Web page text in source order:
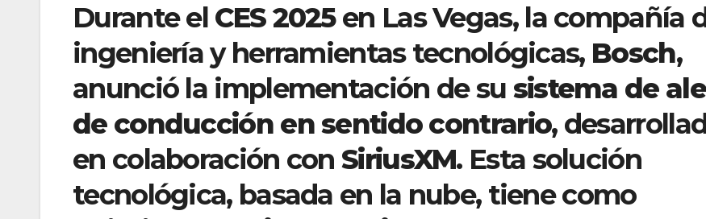
Durante el CES 2025en Las Vegas, la compañía
ingeniería y herramientas tecnológicas, Bosch,
anunció la implementación de su sistema de
de conducción en sentido contrario,
en colaboración con SiriusXM. Esta solución
tecnológica, basada en la nube, tiene como